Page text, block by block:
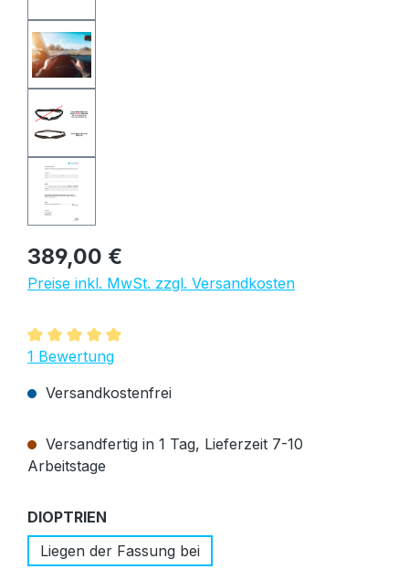
Regulärer Preis:
389,00 €
Preise inkl. MwSt. zzgl. Versandkosten
Durchschnittliche Bewertung von 5 von 5 Sternen
1 Bewertung
Versandkostenfrei
Versandfertig in 1 Tag, Lieferzeit 7-10
Arbeitstage
DIOPTRIEN
Liegen der Fassung bei